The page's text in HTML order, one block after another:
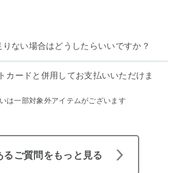
りない場合はどうしたらいいですか？
カードと併用してお支払いいただけま
は一部対象外アイテムがございます
るご質問をもっと見る